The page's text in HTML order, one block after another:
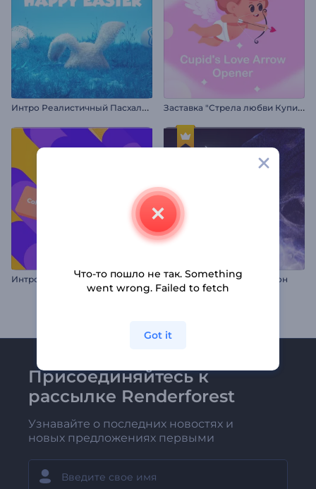
И
нтро Реалистичный Пасхальный Кролик З
аставка "Стрела любви Купидона"
И
нтро: Разноцветная поисковая строка Интро Сверкающий дракон
Присоединяйтесь к
рассылке Renderforest
Узнавайте о последних новостях и
новых предложениях первыми
Что-то пошло не так. Something
went wrong. Failed to fetch
Got it